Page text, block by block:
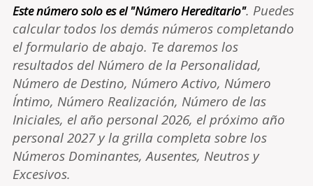
Este número solo es el "Número Hereditario". Puedes
calcular todos los demás números completando
el formulario de abajo. Te daremos los
resultados del Número de la Personalidad,
Número de Destino, Número Activo, Número
Íntimo, Número Realización, Número de las
Iniciales, el año personal 2026, el próximo año
personal 2027 y la grilla completa sobre los
Números Dominantes, Ausentes, Neutros y
Excesivos.